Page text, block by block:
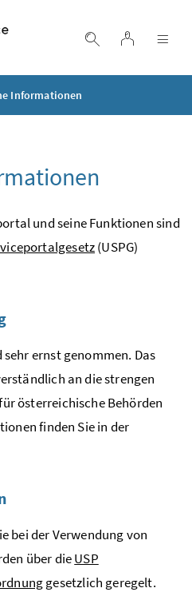
SucheLogin
Informationen
und seine Funktionen sind
(USPG)
ernst genommen. Das
an die strengen
österreichische Behörden
finden Sie in der
bei der Verwendung von
über dieUSP
gesetzlich geregelt.